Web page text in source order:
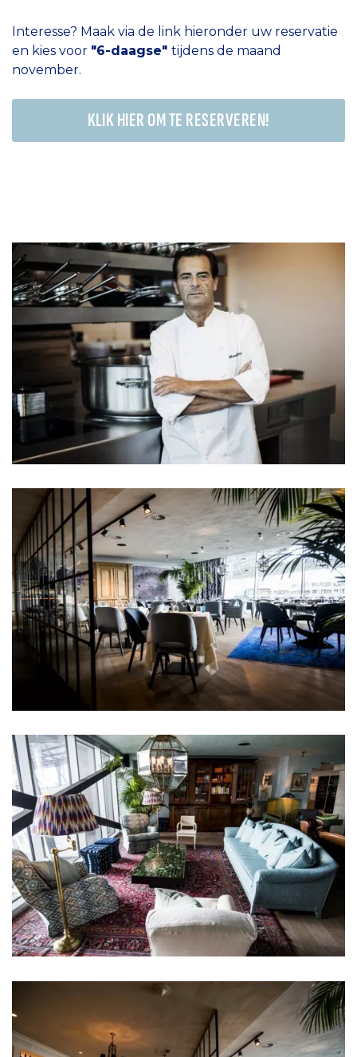
Interesse? Maak via de link hieronder uw reservatie
en kies voor "6-daagse" tijdens de maand
november.
KLIK HIER OM TE RESERVEREN!